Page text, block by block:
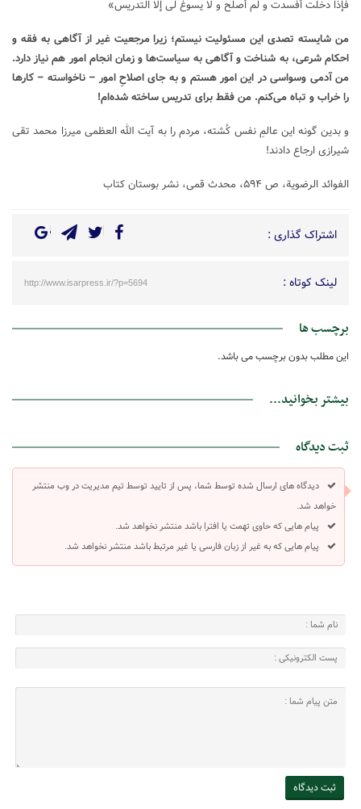
فإذا دخلت أفسدت و لم أصلح و لا یسوغ لی إلا التدریس»
من شایسته تصدی این مسئولیت نیستم؛ زیرا مرجعیت غیر از آگاهی به فقه و
احکام شرعی، به شناخت و آگاهی به سیاست‌ها و زمان انجام امور هم نیاز دارد.
من آدمی وسواسی در این امور هستم و به جای اصلاحِ امور – ناخواسته – کارها
را خراب و تباه می‌کنم. من فقط برای تدریس ساخته شده‌ام!
و بدین گونه این عالمِ نفس کُشته، مردم را به آیت الله العظمی میرزا محمد تقی
شیرازی ارجاع دادند!
الفوائد الرضویة، ص ۵۹۴، محدث قمی، نشر بوستان کتاب
اشتراک گذاری :
لینک کوتاه : http://www.isarpress.ir/?p=5694
برچسب ها
این مطلب بدون برچسب می باشد.
بیشتر بخوانید...
ثبت دیدگاه
دیدگاه های ارسال شده توسط شما، پس از تایید توسط تیم مدیریت در وب منتشر
خواهد شد.
پیام هایی که حاوی تهمت یا افترا باشد منتشر نخواهد شد.
پیام هایی که به غیر از زبان فارسی یا غیر مرتبط باشد منتشر نخواهد شد.